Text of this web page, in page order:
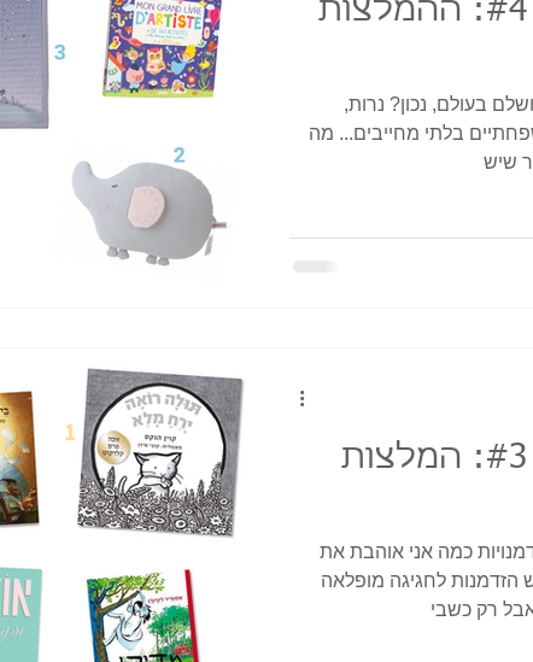
מתנות בהזדמנות #4: ההמלצות
בעולם, נכון? נרות,
בלתי מחייבים... מה
שיש
מתנות בהזדמנות #3: המלצות
כמה אני אוהבת את
הזדמנות לחגיגה מופלאה
רק כשבי